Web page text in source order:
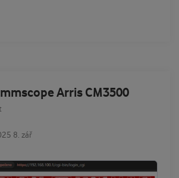
Arris CM3500
8. zář